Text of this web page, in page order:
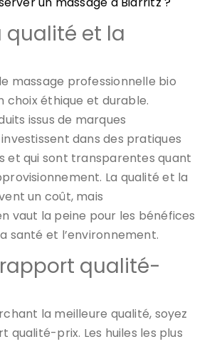
qualité et la
massage professionnelle bio
choix éthique et durable.
issus de marques
dans des pratiques
et qui sont transparentes quant
La qualité et la
un coût, mais
vaut la peine pour les bénéfices
santé et l’environnement.
rapport qualité-
la meilleure qualité, soyez
prix. Les huiles les plus